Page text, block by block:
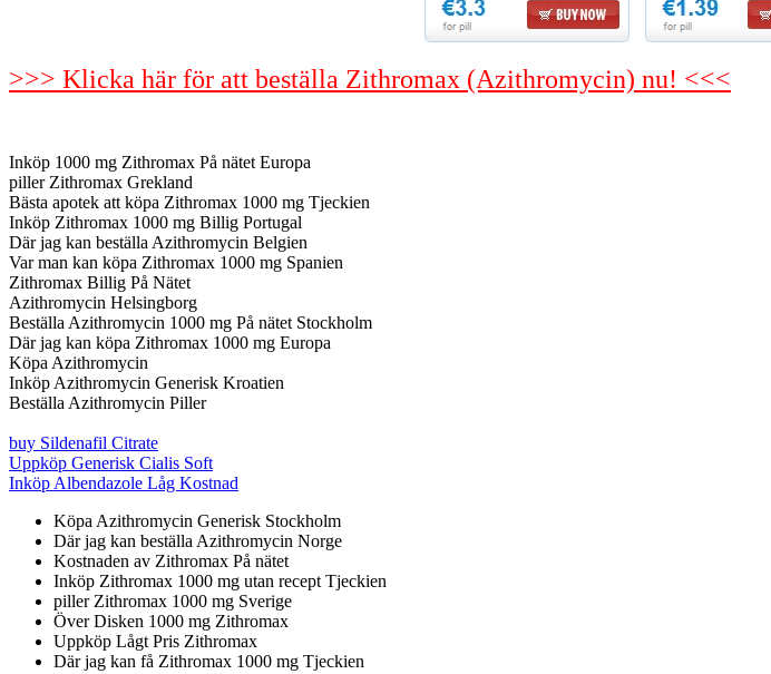
>>> Klicka här för att beställa Zithromax (Azithromycin) nu! <<<
Inköp 1000 mg Zithromax På nätet Europa
piller Zithromax Grekland
Bästa apotek att köpa Zithromax 1000 mg Tjeckien
Inköp Zithromax 1000 mg Billig Portugal
Där jag kan beställa Azithromycin Belgien
Var man kan köpa Zithromax 1000 mg Spanien
Zithromax Billig På Nätet
Azithromycin Helsingborg
Beställa Azithromycin 1000 mg På nätet Stockholm
Där jag kan köpa Zithromax 1000 mg Europa
Köpa Azithromycin
Inköp Azithromycin Generisk Kroatien
Beställa Azithromycin Piller
buy Sildenafil Citrate
Uppköp Generisk Cialis Soft
Inköp Albendazole Låg Kostnad
Köpa Azithromycin Generisk Stockholm
Där jag kan beställa Azithromycin Norge
Kostnaden av Zithromax På nätet
Inköp Zithromax 1000 mg utan recept Tjeckien
piller Zithromax 1000 mg Sverige
Över Disken 1000 mg Zithromax
Uppköp Lågt Pris Zithromax
Där jag kan få Zithromax 1000 mg Tjeckien